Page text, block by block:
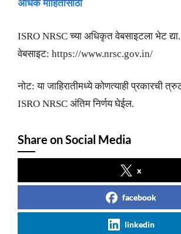
अधिक माहितीसाठी
ISRO NRSC च्या अधिकृत वेबसाइटला भेट द्या.
वेबसाइट: https://www.nrsc.gov.in/
नोट: या जाहिरातीमध्ये कोणत्याही प्रकारची
ISRO NRSC अंतिम निर्णय घेईल.
Share on Social Media
x
facebook
linkedin